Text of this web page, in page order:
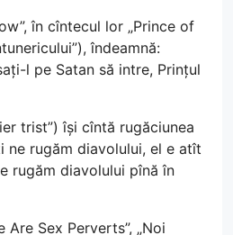
în cîntecul lor „Prince of
îndeamnă:
l pe Satan să intre, Prințul
trist”) își cîntă rugăciunea
ne rugăm diavolului, el e atît
rugăm diavolului pînă în
Are Sex Perverts”, „Noi